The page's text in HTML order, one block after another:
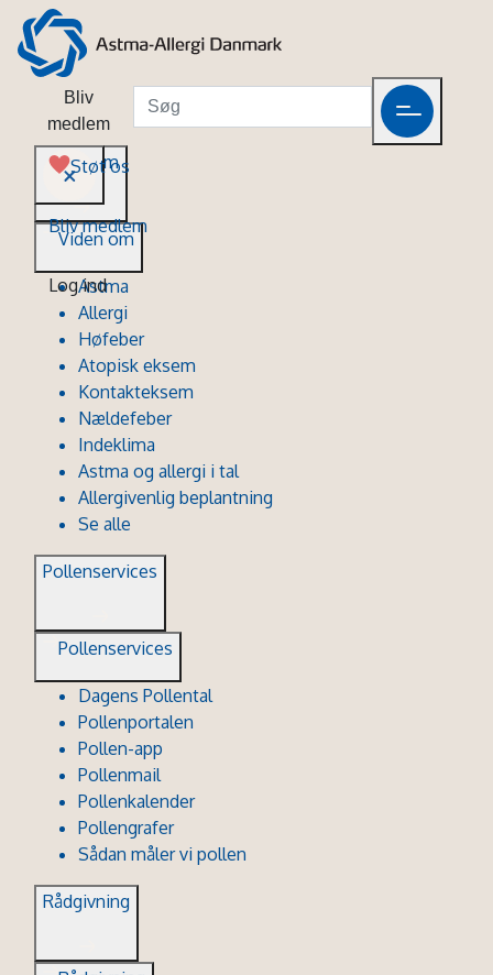
Bliv
medlem
Støt os
Bliv medlem
Log ind
Viden om
Viden om
Astma
Allergi
Høfeber
Atopisk eksem
Kontakteksem
Nældefeber
Indeklima
Astma og allergi i tal
Allergivenlig beplantning
Se alle
Pollenservices
Pollenservices
Dagens Pollental
Pollenportalen
Pollen-app
Pollenmail
Pollenkalender
Pollengrafer
Sådan måler vi pollen
Rådgivning